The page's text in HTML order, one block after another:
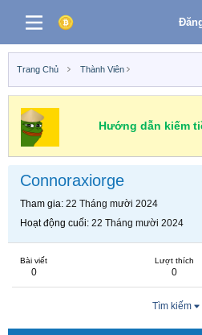
Trang Chủ Thành Viên
Hướng dẫn kiếm
Connoraxiorge
Tham gia 22 Tháng mười 2024
Hoạt động cuối 22 Tháng mười 2024
Bài viết
0
Lượt thích
0
Tìm kiếm